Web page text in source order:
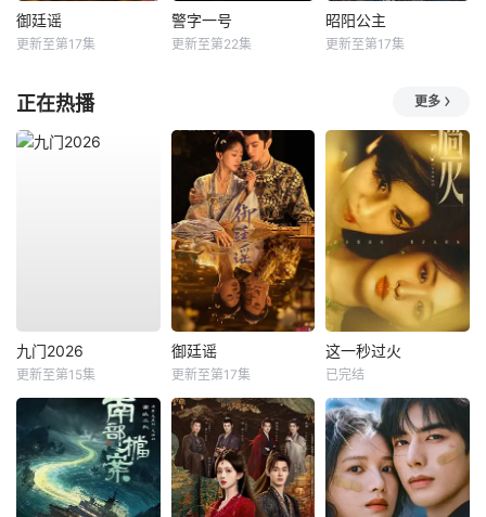
御廷谣
更新至第17集
警字一号
更新至第22集
昭阳公主
更新至第17集
正在热播 更多
九门2026
更新至第15集
御廷谣
更新至第17集
这一秒过火
已完结